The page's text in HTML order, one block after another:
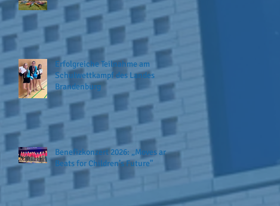
Erfolgreiche Teilnahme am
Schulwettkampf des Landes
Brandenburg
Benefizkonzert 2026: „Moves and
Beats for Children’s Future"